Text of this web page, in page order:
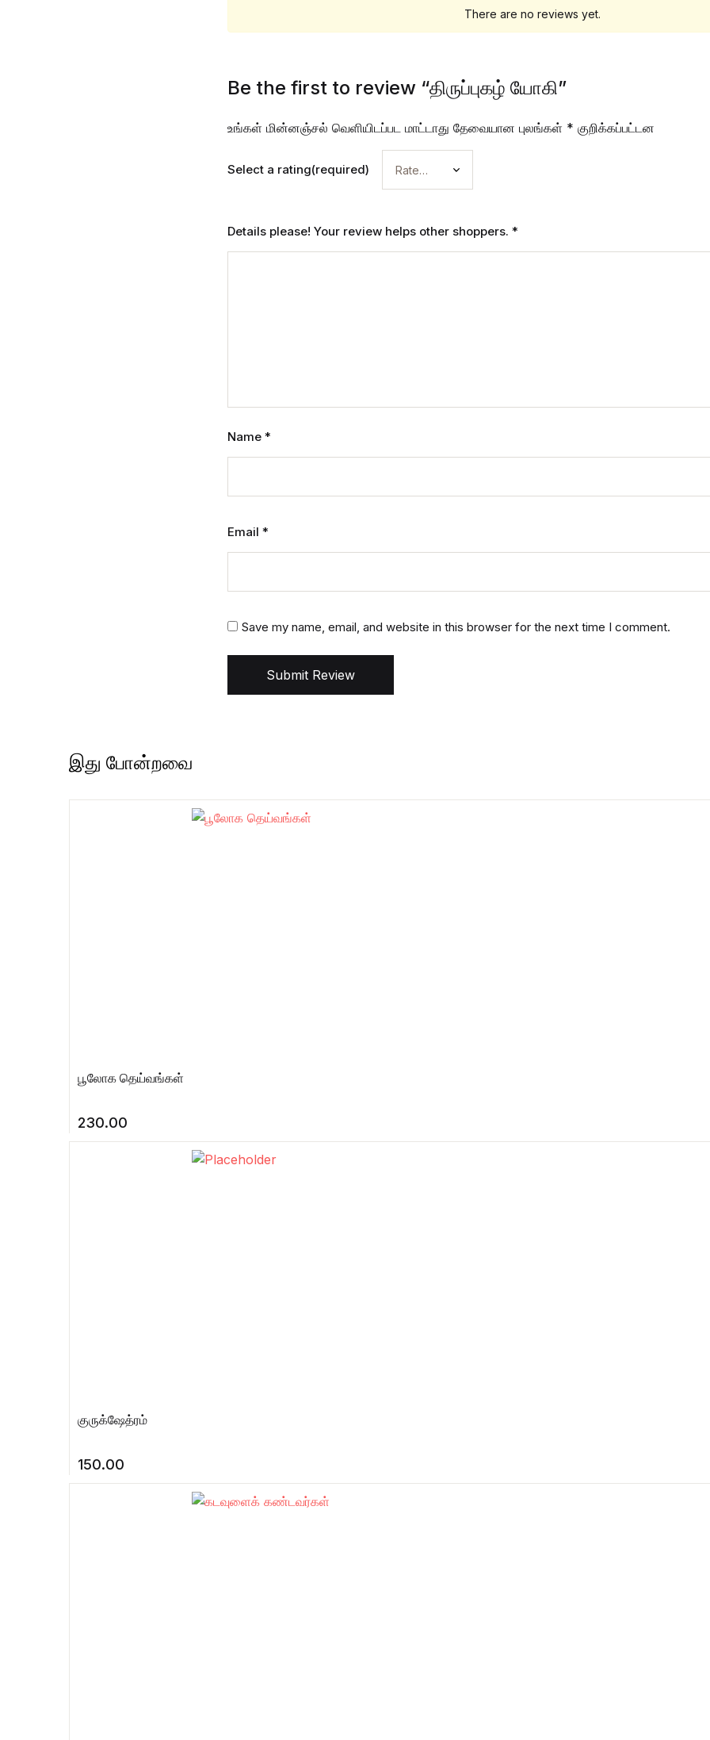
There are no reviews yet.
Be the first to review “திருப்புகழ் யோகி”
உங்கள் மின்னஞ்சல் வெளியிடப்பட மாட்டாது தேவையான புலங்கள் * குறிக்கப்பட்டன
Select a rating(required)
Details please! Your review helps other shoppers. *
Name *
Email *
Save my name, email, and website in this browser for the next time I comment.
Submit Review
இது போன்றவை
பூலோக தெய்வங்கள்
230.00
குருக்ஷேத்ரம்
150.00